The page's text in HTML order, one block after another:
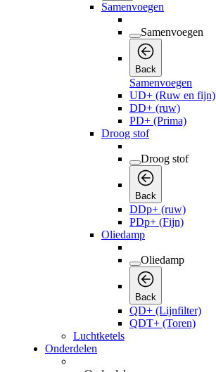
Samenvoegen
Samenvoegen
Back
Samenvoegen
UD+ (Ruw en fijn)
DD+ (ruw)
PD+ (Prima)
Droog stof
Droog stof
Back
DDp+ (ruw)
PDp+ (Fijn)
Oliedamp
Oliedamp
Back
QD+ (Lijnfilter)
QDT+ (Toren)
Luchtketels
Onderdelen